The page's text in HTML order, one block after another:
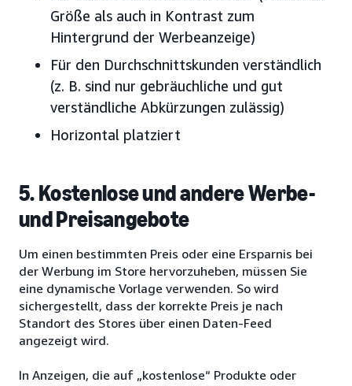
Größe als auch in Kontrast zum
Hintergrund der Werbeanzeige)
Für den Durchschnittskunden verständlich
(z. B. sind nur gebräuchliche und gut
verständliche Abkürzungen zulässig)
Horizontal platziert
5. Kostenlose und andere Werbe-
und Preisangebote
Um einen bestimmten Preis oder eine Ersparnis bei
der Werbung im Store hervorzuheben, müssen Sie
eine dynamische Vorlage verwenden. So wird
sichergestellt, dass der korrekte Preis je nach
Standort des Stores über einen Daten-Feed
angezeigt wird.
In Anzeigen, die auf „kostenlose“ Produkte oder